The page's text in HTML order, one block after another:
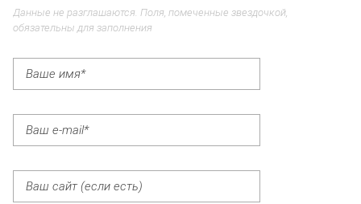
Данные не разглашаются. Поля, помеченные звездочкой,
обязательны для заполнения